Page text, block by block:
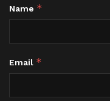
Name *
Email *